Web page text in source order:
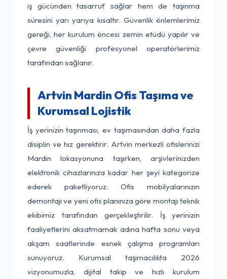
iş gücünden tasarruf sağlar hem de taşınma
süresini yarı yarıya kısaltır. Güvenlik önlemlerimiz
gereği, her kurulum öncesi zemin etüdü yapılır ve
çevre güvenliği profesyonel operatörlerimiz
tarafından sağlanır.
Artvin Mardin Ofis Taşıma ve
Kurumsal Lojistik
İş yerinizin taşınması, ev taşımasından daha fazla
disiplin ve hız gerektirir. Artvin merkezli ofislerinizi
Mardin lokasyonuna taşırken, arşivlerinizden
elektronik cihazlarınıza kadar her şeyi kategorize
ederek paketliyoruz. Ofis mobilyalarınızın
demontajı ve yeni ofis planınıza göre montajı teknik
ekibimiz tarafından gerçekleştirilir. İş yerinizin
faaliyetlerini aksatmamak adına hafta sonu veya
akşam saatlerinde esnek çalışma programları
sunuyoruz. Kurumsal taşımacılıkta 2026
vizyonumuzla, dijital takip ve hızlı kurulum